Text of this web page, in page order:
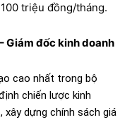
triệu đồng/tháng.
Giám đốc kinh doanh
cao nhất trong bộ
chiến lược kinh
dựng chính sách giá